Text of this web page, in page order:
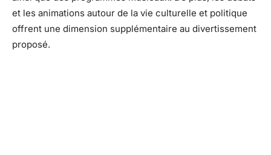
et les animations autour de la vie culturelle et politique
offrent une dimension supplémentaire au divertissement
proposé.